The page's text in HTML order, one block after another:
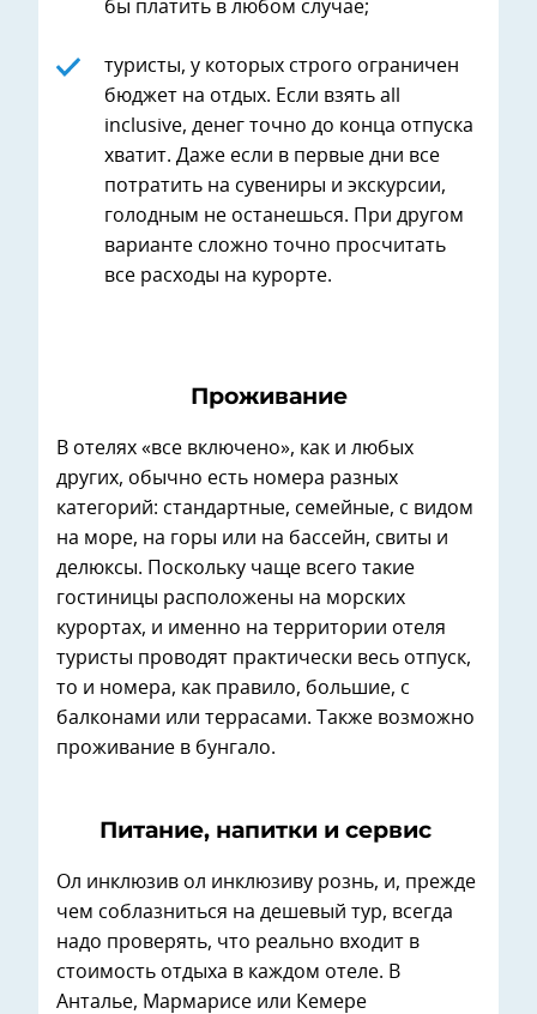
бы платить в любом случае;
туристы, у которых строго ограничен
бюджет на отдых. Если взять all
inclusive, денег точно до конца отпуска
хватит. Даже если в первые дни все
потратить на сувениры и экскурсии,
голодным не останешься. При другом
варианте сложно точно просчитать
все расходы на курорте.
Проживание
В отелях «все включено», как и любых
других, обычно есть номера разных
категорий: стандартные, семейные, с видом
на море, на горы или на бассейн, свиты и
делюксы. Поскольку чаще всего такие
гостиницы расположены на морских
курортах, и именно на территории отеля
туристы проводят практически весь отпуск,
то и номера, как правило, большие, с
балконами или террасами. Также возможно
проживание в бунгало.
Питание, напитки и сервис
Ол инклюзив ол инклюзиву рознь, и, прежде
чем соблазниться на дешевый тур, всегда
надо проверять, что реально входит в
стоимость отдыха в каждом отеле. В
Анталье, Мармарисе или Кемере